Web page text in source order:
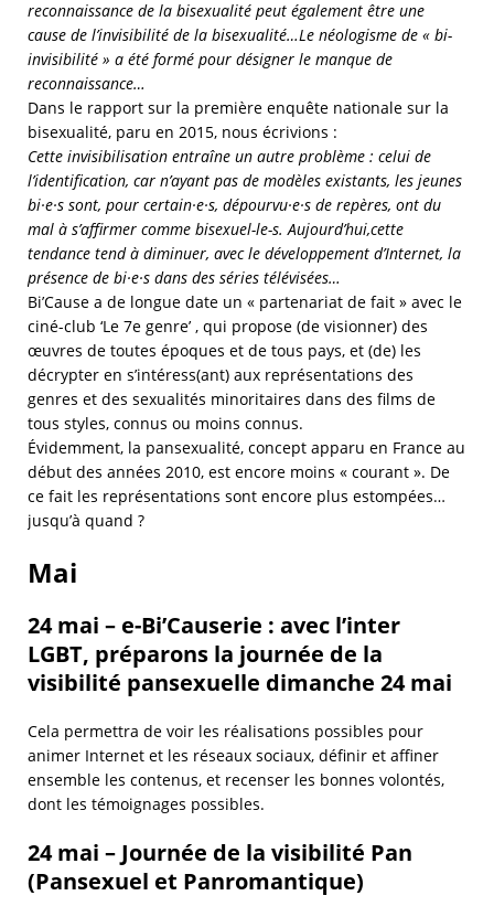
reconnaissance de la bisexualité peut également être une
cause de l’invisibilité de la bisexualité…Le néologisme de « bi-
invisibilité » a été formé pour désigner le manque de
reconnaissance…
Dans le rapport sur la première enquête nationale sur la
bisexualité, paru en 2015, nous écrivions :
Cette invisibilisation entraîne un autre problème : celui de
l’identification, car n’ayant pas de modèles existants, les jeunes
bi·e·s sont, pour certain·e·s, dépourvu·e·s de repères, ont du
mal à s’affirmer comme bisexuel-le-s. Aujourd’hui,cette
tendance tend à diminuer, avec le développement d’Internet, la
présence de bi·e·s dans des séries télévisées…
Bi’Cause a de longue date un « partenariat de fait » avec le
ciné-club ‘Le 7e genre’ , qui propose (de visionner) des
œuvres de toutes époques et de tous pays, et (de) les
décrypter en s’intéress(ant) aux représentations des
genres et des sexualités minoritaires dans des films de
tous styles, connus ou moins connus.
Évidemment, la pansexualité, concept apparu en France au
début des années 2010, est encore moins « courant ». De
ce fait les représentations sont encore plus estompées…
jusqu’à quand ?
Mai
24 mai – e-Bi’Causerie : avec l’inter
LGBT, préparons la journée de la
visibilité pansexuelle dimanche 24 mai
Cela permettra de voir les réalisations possibles pour
animer Internet et les réseaux sociaux, définir et affiner
ensemble les contenus, et recenser les bonnes volontés,
dont les témoignages possibles.
24 mai – Journée de la visibilité Pan
(Pansexuel et Panromantique)